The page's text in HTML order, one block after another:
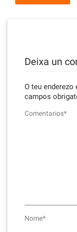
Deixa un
O teu
campos
Comentarios*
Nome*